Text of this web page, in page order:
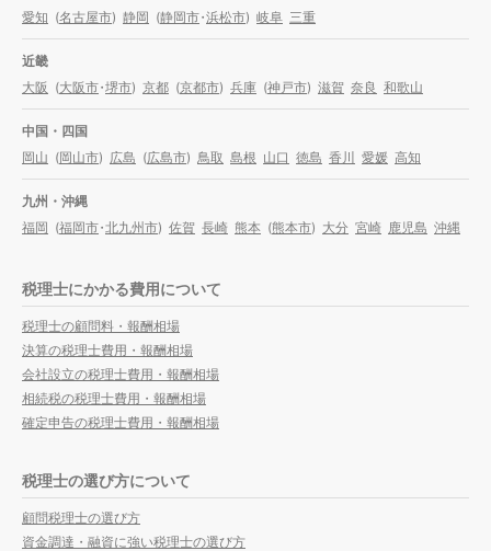
愛知 (名古屋市) 静岡 (静岡市・浜松市) 岐阜 三重
近畿
大阪 (大阪市・堺市) 京都 (京都市) 兵庫 (神戸市) 滋賀 奈良 和歌山
中国・四国
岡山 (岡山市) 広島 (広島市) 鳥取 島根 山口 徳島 香川 愛媛 高知
九州・沖縄
福岡 (福岡市・北九州市) 佐賀 長崎 熊本 (熊本市) 大分 宮崎 鹿児島 沖縄
税理士にかかる費用について
税理士の顧問料・報酬相場
決算の税理士費用・報酬相場
会社設立の税理士費用・報酬相場
相続税の税理士費用・報酬相場
確定申告の税理士費用・報酬相場
税理士の選び方について
顧問税理士の選び方
資金調達・融資に強い税理士の選び方